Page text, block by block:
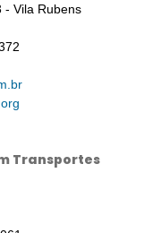
- Vila Rubens
Transportes